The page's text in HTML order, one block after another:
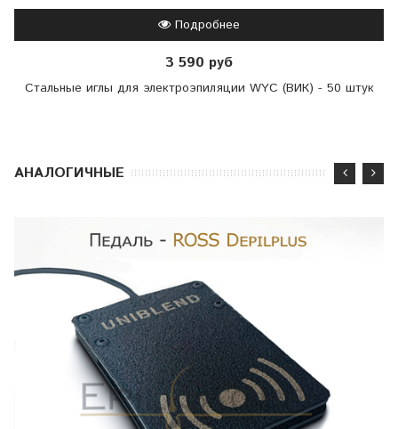
Подробнее
3 590 руб
Стальные иглы для электроэпиляции WYC (ВИК) - 50 штук
АНАЛОГИЧНЫЕ